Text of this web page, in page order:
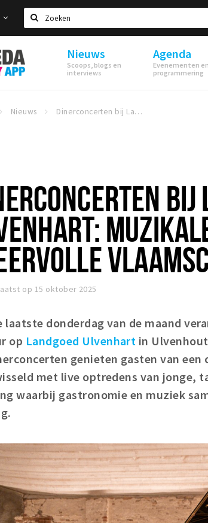
Zoeken
Nieuws
Scoops, blogs en
interviews
Agenda
Evenementen en
programmering
Nieuws Dinerconcerten bij Landgoed Ulvenhart: Muzikale Avonden in de Sfeervolle Vlaamsche Schuur
BIJ
op 15 oktober 2025
laatste donderdag van de maand
op Landgoed Ulvenhart in
genieten gasten van
met live optredens van jonge,
waarbij gastronomie en muziek